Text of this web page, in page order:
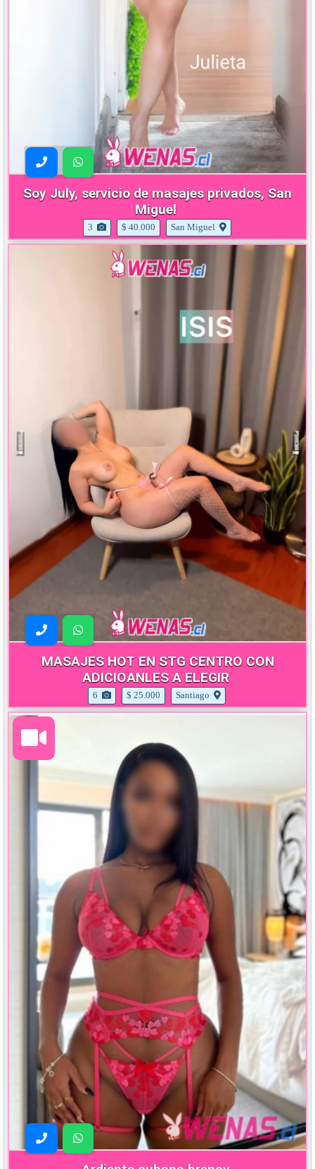
Soy July, servicio de masajes privados, San
Miguel
3 $ 40.000 San Miguel
MASAJES HOT EN STG CENTRO CON
ADICIOANLES A ELEGIR
6 $ 25.000 Santiago